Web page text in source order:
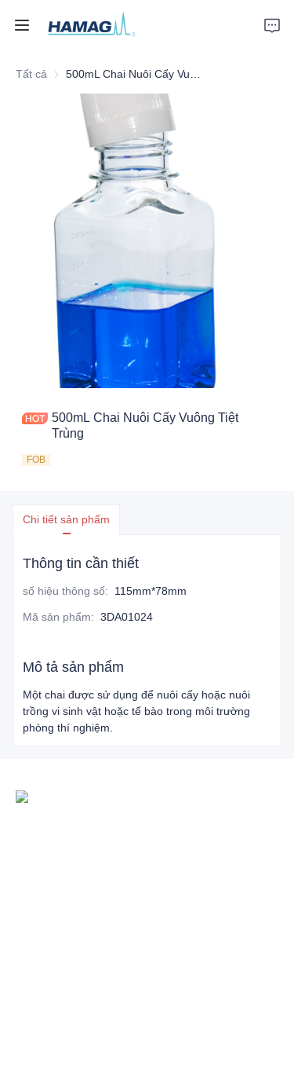
Tất cả
500mL Chai Nuôi Cấy Vuông Tiệt
Trùng
FOB
Chi tiết sản phẩm
Thông tin cần thiết
số hiệu thông số: 115mm*78mm
Mã sản phẩm: 3DA01024
Mô tả sản phẩm
Một chai được sử dụng để nuôi cấy hoặc nuôi
trồng vi sinh vật hoặc tế bào trong môi trường
phòng thí nghiệm.
Trang chủ
Về Chúng Tôi